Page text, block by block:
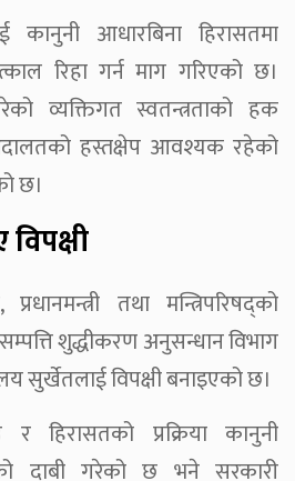
कानुनी आधारबिना हिरासतमा
रिहा गर्न माग गरिएको छ।
व्यक्तिगत स्वतन्त्रताको हक
हस्तक्षेप आवश्यक रहेको
छ।
तथा मन्त्रिपरिषद्को
शुद्धीकरण अनुसन्धान विभाग
सुर्खेतलाई विपक्षी बनाइएको छ।
हिरासतको प्रक्रिया कानुनी
दाबी गरेको छ भने सरकारी